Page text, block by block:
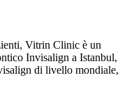
Vitrin Clinic è un
Invisalign a Istanbul,
di livello mondiale,